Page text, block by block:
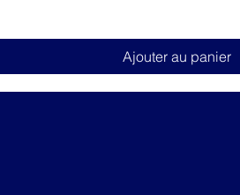
Ajouter au panier